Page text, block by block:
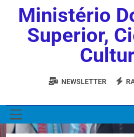
Ministério
Superior,
NEWSLETTER